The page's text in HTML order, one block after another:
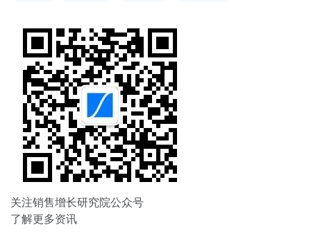
关注销售增长研究院公众号
了解更多资讯